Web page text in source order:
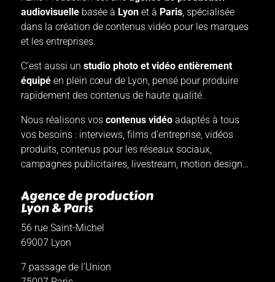
audiovisuellebasée à Lyonet à Paris, spécialisée
dans la création de contenus vidéo pour les marques
et les entreprises.
C’est aussi un studio photo et vidéo entièrement
équipéen plein cœur de Lyon, pensé pour produire
rapidement des contenus de haute qualité.
Nous réalisons vos contenus vidéoadaptés à tous
vos besoins : interviews, films d’entreprise, vidéos
produits, contenus pour les réseaux sociaux,
campagnes publicitaires, livestream, motion design…
Agence de production
Lyon & Paris
56 rue Saint-Michel
69007 Lyon
7 passage de l’Union